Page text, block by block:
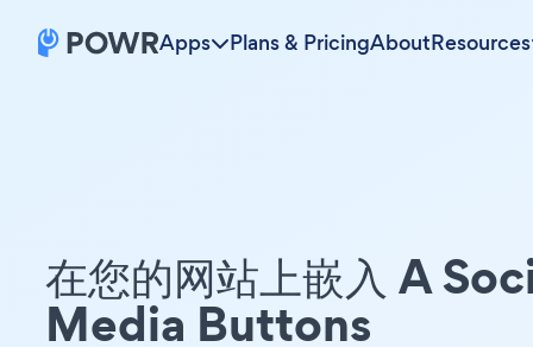
Apps Plans & PricingAboutResources
在您的网站上嵌入 A
Media Buttons